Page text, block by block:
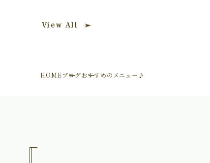
View All
HOMEブログおすすめのメニュー♪